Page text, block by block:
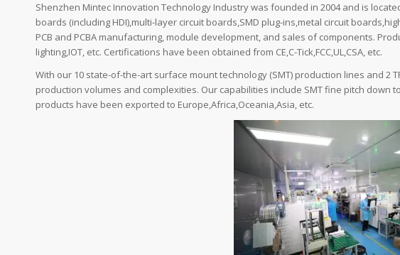
Shenzhen Mintec Innovation Technology Industry was founded in 2004 and is
boards (including HDI),multi-layer circuit boards,SMD plug-ins,metal circuit
PCB and PCBA manufacturing, module development, and sales of components.
lighting,IOT, etc. Certifications have been obtained from CE,C-Tick,FCC,UL,CSA, etc.
With our 10 state-of-the-art surface mount technology (SMT) production lines and 2
production volumes and complexities. Our capabilities include SMT fine pitch down
products have been exported to Europe,Africa,Oceania,Asia, etc.